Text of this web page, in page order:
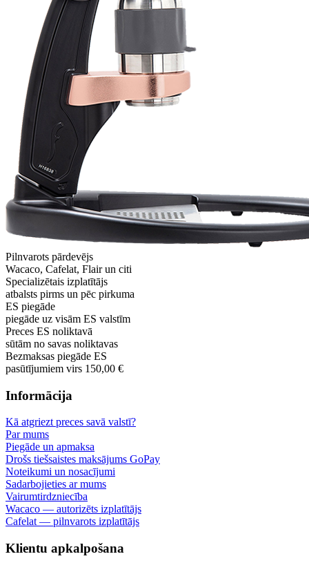
Pilnvarots pārdevējs
Wacaco, Cafelat, Flair un citi
Specializētais izplatītājs
atbalsts pirms un pēc pirkuma
ES piegāde
piegāde uz visām ES valstīm
Preces ES noliktavā
sūtām no savas noliktavas
Bezmaksas piegāde ES
pasūtījumiem virs 150,00 €
Informācija
Kā atgriezt preces savā valstī?
Par mums
Piegāde un apmaksa
Drošs tiešsaistes maksājums GoPay
Noteikumi un nosacījumi
Sadarbojieties ar mums
Vairumtirdzniecība
Wacaco — autorizēts izplatītājs
Cafelat — pilnvarots izplatītājs
Klientu apkalpošana